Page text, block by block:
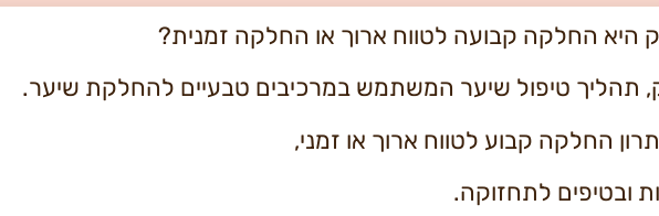
היא החלקה קבועה לטווח ארוך או החלקה זמנית?
תהליך טיפול שיער המשתמש במרכיבים טבעיים להחלקת שיער.
החלקה קבוע לטווח ארוך או זמני,
ובטיפים לתחזוקה.